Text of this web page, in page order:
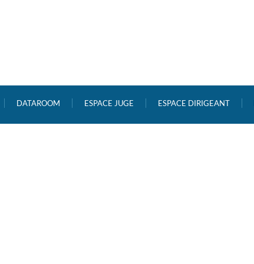
DATAROOM ESPACE JUGE ESPACE DIRIGEANT